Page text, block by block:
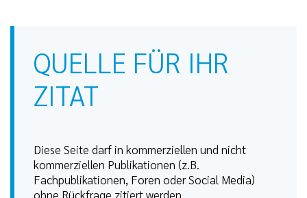
QUELLE FÜR IHR
ZITAT
Diese Seite darf in kommerziellen und nicht
kommerziellen Publikationen (z.B.
Fachpublikationen, Foren oder Social Media)
ohne Rückfrage zitiert werden.